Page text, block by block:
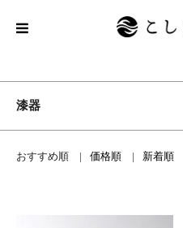
漆器
おすすめ順 価格順 新着順